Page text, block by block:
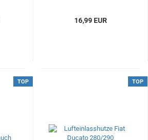
16,99 EUR
TOP TOP